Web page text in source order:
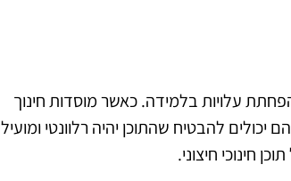
עלויות בלמידה. כאשר מוסדות חינוך
להבטיח שהתוכן יהיה רלוונטי ומועיל
חינוכי חיצוני.